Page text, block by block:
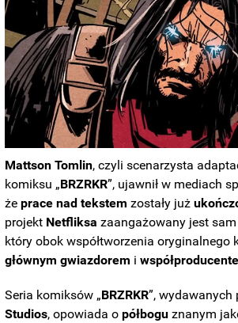
Mattson Tomlin, czyli scenarzysta
komiksu „BRZRKR”, ujawnił w mediach
żeprace nad tekstem zostały już
projekt Netfliksa zaangażowany jest sam
który obok współtworzenia oryginalnego
głównym gwiazdorem i
Seria komiksów „BRZRKR”, wydawanych
Studios, opowiada opółboguznanym